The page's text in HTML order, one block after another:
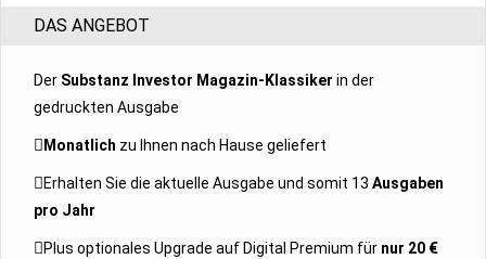
DAS ANGEBOT
Der Substanz Investor Magazin-Klassiker in der
gedruckten Ausgabe
Monatlich zu Ihnen nach Hause geliefert
Erhalten Sie die aktuelle Ausgabe und somit 13 Ausgaben
pro Jahr
Plus optionales Upgrade auf Digital Premium für nur 20 €